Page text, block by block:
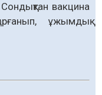
вакцина
ұжымдық